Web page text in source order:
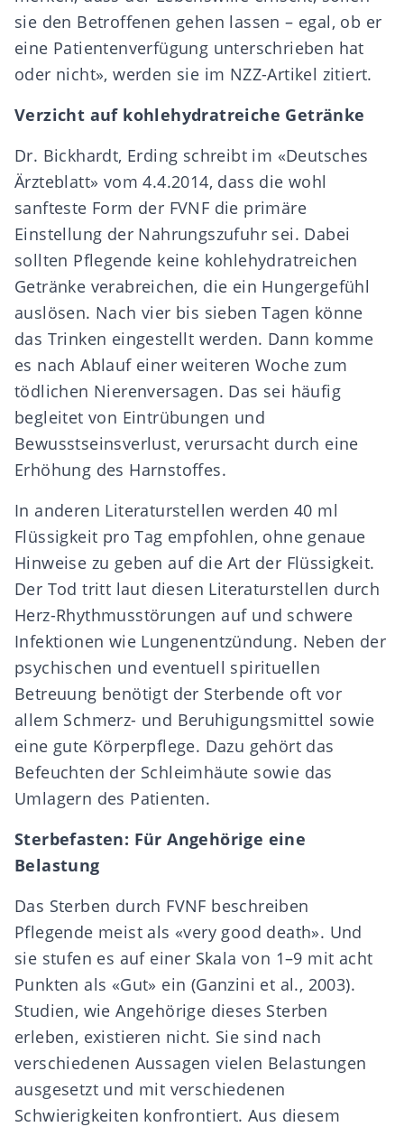
sie den Betroffenen gehen lassen – egal, ob er
eine Patientenverfügung unterschrieben hat
oder nicht», werden sie im NZZ-Artikel zitiert.
Verzicht auf kohlehydratreiche Getränke
Dr. Bickhardt, Erding schreibt im «Deutsches
Ärzteblatt» vom 4.4.2014, dass die wohl
sanfteste Form der FVNF die primäre
Einstellung der Nahrungszufuhr sei. Dabei
sollten Pflegende keine kohlehydratreichen
Getränke verabreichen, die ein Hungergefühl
auslösen. Nach vier bis sieben Tagen könne
das Trinken eingestellt werden. Dann komme
es nach Ablauf einer weiteren Woche zum
tödlichen Nierenversagen. Das sei häufig
begleitet von Eintrübungen und
Bewusstseinsverlust, verursacht durch eine
Erhöhung des Harnstoffes.
In anderen Literaturstellen werden 40 ml
Flüssigkeit pro Tag empfohlen, ohne genaue
Hinweise zu geben auf die Art der Flüssigkeit.
Der Tod tritt laut diesen Literaturstellen durch
Herz-Rhythmusstörungen auf und schwere
Infektionen wie Lungenentzündung. Neben der
psychischen und eventuell spirituellen
Betreuung benötigt der Sterbende oft vor
allem Schmerz- und Beruhigungsmittel sowie
eine gute Körperpflege. Dazu gehört das
Befeuchten der Schleimhäute sowie das
Umlagern des Patienten.
Sterbefasten: Für Angehörige eine
Belastung
Das Sterben durch FVNF beschreiben
Pflegende meist als «very good death». Und
sie stufen es auf einer Skala von 1–9 mit acht
Punkten als «Gut» ein (Ganzini et al., 2003).
Studien, wie Angehörige dieses Sterben
erleben, existieren nicht. Sie sind nach
verschiedenen Aussagen vielen Belastungen
ausgesetzt und mit verschiedenen
Schwierigkeiten konfrontiert. Aus diesem